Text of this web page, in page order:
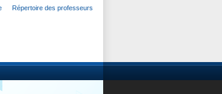
Répertoire des professeurs